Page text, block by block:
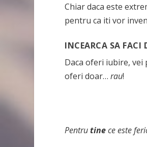
Chiar daca este
pentru ca iti vor
INCEARCA SA FACI
Daca oferi iubire,
oferi doar…rau!
Pentrutinece este